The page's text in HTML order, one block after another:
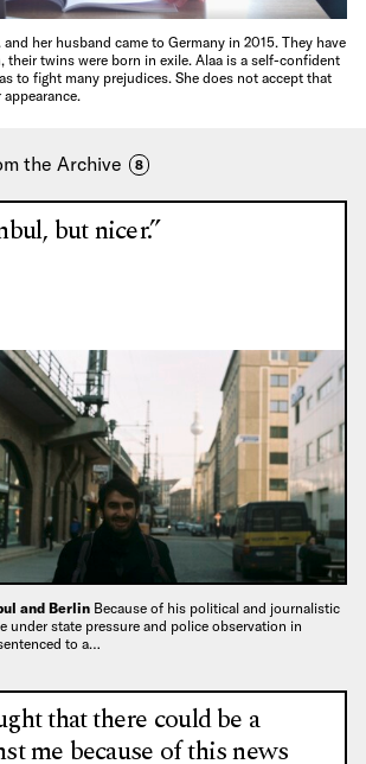
and her husband came to Germany in 2015. They have
their twins were born in exile. Alaa is a self-confident
to fight many prejudices. She does not accept that
the Archive 8
but nicer.”
and Berlin Because of his political and journalistic
under state pressure and police observation in
to a…
that there could be a
me because of this news